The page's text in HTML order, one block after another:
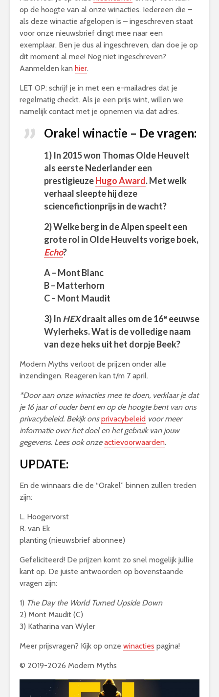
op de hoogte van al onze winacties. Iedereen die –
als deze winactie afgelopen is – ingeschreven staat
voor onze nieuwsbrief dingt mee naar een
exemplaar. Ben je dus al ingeschreven, dan doe je op
dit moment al mee! Nog niet ingeschreven?
Aanmelden kan hier.
LET OP: schrijf je in met een e-mailadres dat je
regelmatig checkt. Als je een prijs wint, willen we
namelijk contact met je opnemen via dat adres.
Orakel winactie – De vragen:
1) In 2015 won Thomas Olde Heuvelt
als eerste Nederlander een
prestigieuzeHugo Award. Met welk
verhaal sleepte hij deze
sciencefictionprijs in de wacht?
2) Welke berg in de Alpen speelt een
grote rol in Olde Heuvelts vorige boek,
Echo?
A – Mont Blanc
B – Matterhorn
C – Mont Maudit
3) In HEXdraait alles om de 16e eeuwse
Wylerheks. Wat is de volledige naam
van deze heks uit het dorpje Beek?
Modern Myths verloot de prijzen onder alle
inzendingen. Reageren kan t/m 7 april.
*Door aan onze winacties mee te doen, verklaar je dat
je 16 jaar of ouder bent en op de hoogte bent van ons
privacybeleid. Bekijk onsprivacybeleid voor meer
informatie over het doel en het gebruik van jouw
gegevens. Lees ook onzeactievoorwaarden.
UPDATE:
En de winnaars die de “Orakel” binnen zullen treden
zijn:
L. Hoogervorst
R. van Ek
planting (nieuwsbrief abonnee)
Gefeliciteerd! De prijzen komt zo snel mogelijk jullie
kant op. De juiste antwoorden op bovenstaande
vragen zijn:
1) The Day the World Turned Upside Down
2) Mont Maudit (C)
3) Katharina van Wyler
Meer prijsvragen? Kijk op onze winacties pagina!
© 2019-2026 Modern Myths